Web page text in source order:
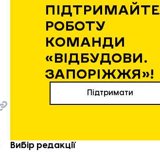
ПІДТРИМАЙТЕ
РОБОТУ
КОМАНДИ
«ВІДБУДОВИ.
ЗАПОРІЖЖЯ»!
Підтримати
Вибір редакції